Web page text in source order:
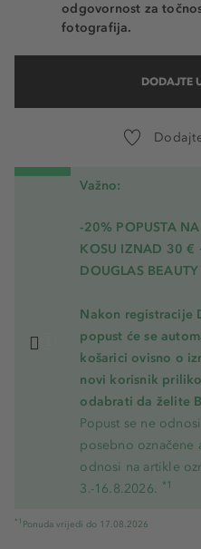
odgovornost za
fotografija.
DODAJTE
Važno:
-20% POPUSTA
KOSU IZNAD 30 €
DOUGLAS BEAUTY
Nakon registracije
popust će se
košarici ovisno o
novi korisnik
odabrati da želite
Popust se ne
posebno označene
odnosi na artikle
3.-16.8.2026. *1
*1 Ponuda vrijedi do 17.08.2026